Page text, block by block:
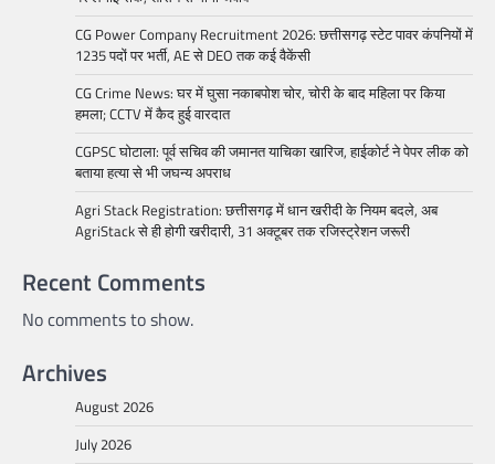
CG Power Company Recruitment 2026: छत्तीसगढ़ स्टेट पावर कंपनियों में
1235 पदों पर भर्ती, AE से DEO तक कई वैकेंसी
CG Crime News: घर में घुसा नकाबपोश चोर, चोरी के बाद महिला पर किया
हमला; CCTV में कैद हुई वारदात
CGPSC घोटाला: पूर्व सचिव की जमानत याचिका खारिज, हाईकोर्ट ने पेपर लीक को
बताया हत्या से भी जघन्य अपराध
Agri Stack Registration: छत्तीसगढ़ में धान खरीदी के नियम बदले, अब
AgriStack से ही होगी खरीदारी, 31 अक्टूबर तक रजिस्ट्रेशन जरूरी
Recent Comments
No comments to show.
Archives
August 2026
July 2026